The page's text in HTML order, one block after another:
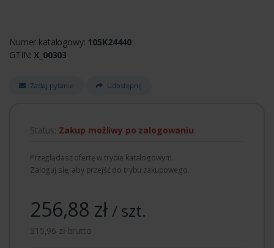
Numer katalogowy: 105K24440
GTIN:X_00303
Zadaj pytanie Udostępnij
Status: Zakup możliwy po zalogowaniu
Przeglądasz ofertę w trybie katalogowym.
Zaloguj się, aby przejść do trybu zakupowego.
256,88 zł/ szt.
315,96 zł brutto